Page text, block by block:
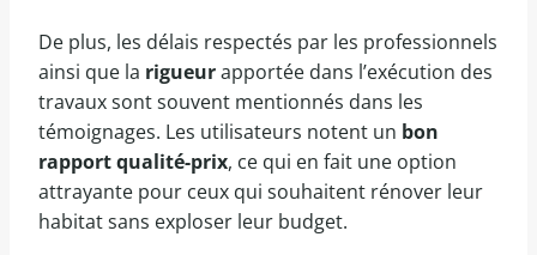
De plus, les délais respectés par les professionnels
ainsi que la rigueurapportée dans l’exécution des
travaux sont souvent mentionnés dans les
témoignages. Les utilisateurs notent un bon
rapport qualité-prix, ce qui en fait une option
attrayante pour ceux qui souhaitent rénover leur
habitat sans exploser leur budget.